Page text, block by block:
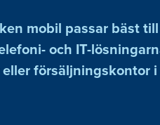
mobil passar bäst
och IT-
försäljningskontor